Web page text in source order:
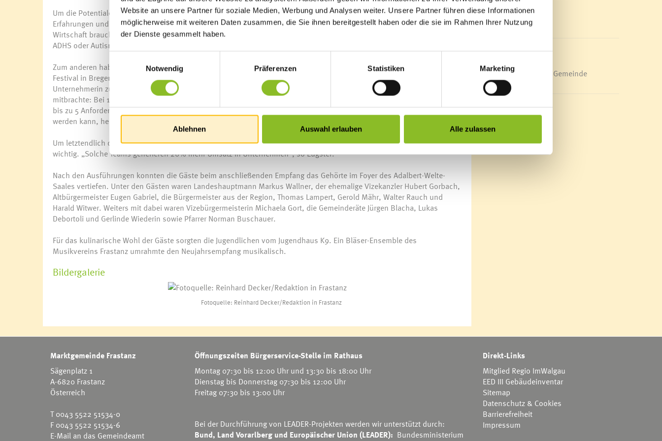
Website an unsere Partner für soziale Medien, Werbung und Analysen weiter. Unsere Partner führen diese Informationen
möglicherweise mit weiteren Daten zusammen, die Sie ihnen bereitgestellt haben oder die sie im Rahmen Ihrer Nutzung
der Dienste gesammelt haben.
Notwendig
Präferenzen Statistiken Marketing
Ablehnen Auswahl erlauben Alle zulassen
Um die Potentiale heute und in der Zukunft besser zu nutzen, berichtete Verena Eugster aus ihren persönlichen
Erfahrungen und Erkenntnissen. Die Unternehmerin zeigte auf, wo Potentiale stecken, die wir für die Gesellschaft und
Wirtschaft brauchen: Zum einen zählt sie Seniorinnen und Senioren, Zuwanderer sowie Talente mit Neurodiversität wie
ADHS oder Autismus, zu Gruppen, wo viel Leistungsvermögen steckt.
Zum anderen haben für Eugster vor allem Frauen enormes Potential, das sie mit Veranstaltungen wie dem Female Future
Festival in Bregenz, Wien, München und Zürich fördert. Frauen fehle oftmals der Mut und das Selbstvertrauen sich als
Unternehmerin zu versuchen oder sich für höhere Positionen zu bewerben, so Eugster, die ein anschauliches Beispiel
mitbrachte: Bei 10 Anforderungen in einer Stellenausschreibung bewerben sich Männer, wenn sie eine Anforderung oder
bis zu 5 Anforderungen erfüllen, bei Frauen sind es 8 bis 10 Anforderungen. „Weibliche Vorbilder, denen nachgeahmt
werden kann, helfen, den nächsten Schritt zu wagen“, ist die Agentur-Inhaberin Eugster überzeugt.
Um letztendlich das gesamte Potential abzurufen, seien diverse Teams mit verschiedenen Kulturen und Geschlechter
wichtig. „Solche Teams generieren 20% mehr Umsatz in Unternehmen“, so Eugster.
Nach den Ausführungen konnten die Gäste beim anschließenden Empfang das Gehörte im Foyer des Adalbert-Welte-
Saales vertiefen. Unter den Gästen waren Landeshauptmann Markus Wallner, der ehemalige Vizekanzler Hubert Gorbach,
Altbürgermeister Eugen Gabriel, die Bürgermeister aus der Region, Thomas Lampert, Gerold Mähr, Walter Rauch und
Harald Witwer. Weiters mit dabei waren Vizebürgermeisterin Michaela Gort, die Gemeinderäte Jürgen Blacha, Lukas
Debortoli und Gerlinde Wiederin sowie Pfarrer Norman Buschauer.
Für das kulinarische Wohl der Gäste sorgten die Jugendlichen vom Jugendhaus K9. Ein Bläser-Ensemble des
Musikvereins Frastanz umrahmte den Neujahrsempfang musikalisch.
Bildergalerie
Fotoquelle: Reinhard Decker/Redaktion in Frastanz
Mediathek
News Archiv
Energieeffiziente Gemeinde
Marktgemeinde Frastanz
Sägenplatz 1
A-6820 Frastanz
Österreich
T0043 5522 51534-0
F 0043 5522 51534-6
E-Mail an das Gemeindeamt
Öffnungszeiten Bürgerservice-Stelle im Rathaus
Montag 07:30 bis 12:00 Uhr und 13:30 bis 18:00 Uhr
Dienstag bis Donnerstag 07:30 bis 12:00 Uhr
Freitag 07:30 bis 13:00 Uhr
Bei der Durchführung von LEADER-Projekten werden wir unterstützt durch:
Bund, Land Vorarlberg und Europäischer Union (LEADER): Bundesministerium
Direkt-Links
Mitglied Regio ImWalgau
EED III Gebäudeinventar
Sitemap
Datenschutz & Cookies
Barrierefreiheit
Impressum